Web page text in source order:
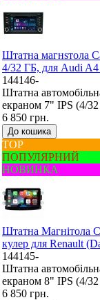
Штатна магнsтола
4/32 ГБ, для Audi
144146-
Штатна
екраном 7" IPS (4/
6 850 грн.
До кошика
ТОР
ПОПУЛЯРНИЙ
НОВИНКА
Штатна Mагнітола
кулер для Renault
144145-
Штатна
екраном 8" IPS (4/
6 850 грн.